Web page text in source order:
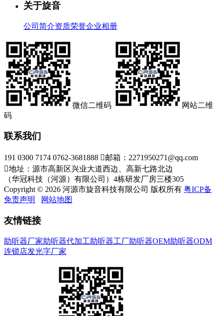
关于旋音
公司简介资质荣誉企业相册
微信二维码
网站二维
码
联系我们
191 0300 7174 0762-3681888 邮箱：2271950271@qq.com
地址：源市高新区兴业大道西边、高新七路北边
（华冠科技（河源）有限公司）4栋研发厂房三楼305
Copyright © 2026 河源市旋音科技有限公司 版权所有 粤ICP备
免责声明
网站地图
友情链接
助听器厂家助听器代加工助听器工厂助听器OEM助听器ODM
连锁店发光字厂家